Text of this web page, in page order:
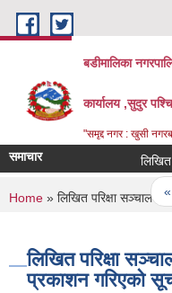
Skip to main content
बडीमालिका
कार्यालय ,सुदुर
"समृद्द नगर : खुसी
समाचार लिखित
«
You are here
Home » लिखित परिक्षा सञ्चालन
लिखित परिक्षा
प्रकाशन गरिएको